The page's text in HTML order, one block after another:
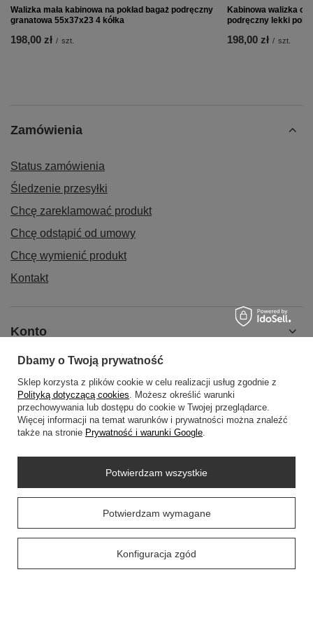
Walizka mała kabinowa na pokład bagaż podręczny
granatowa 55x37x23 4 kółka
198,00 zł / szt.
Kabinowa walizka
podręczny lekki
198,00 zł / szt.
Zamówienia
Status zamówienia
Śledzenie przesyłki
Chcę zareklamować produkt
Chcę odstąpić od umowy
Chcę wymienić produkt
Kontakt
Konto
Regulaminy
Social Media
wowbag2024@gmail.com
Dbamy o Twoją prywatność
Sklep korzysta z plików cookie w celu realizacji usług zgodnie z
Polityką dotyczącą cookies. Możesz określić warunki
przechowywania lub dostępu do cookie w Twojej przeglądarce.
Więcej informacji na temat warunków i prywatności można znaleźć
także na stronie Prywatność i warunki Google.
Potwierdzam wymagane
Konfiguracja zgód
Potwierdzam wszystkie